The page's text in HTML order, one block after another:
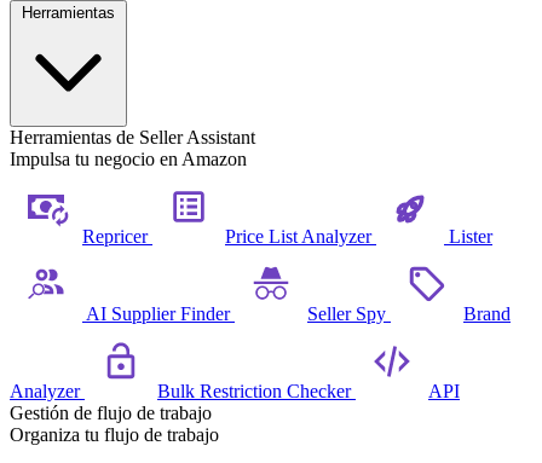
Herramientas de Seller Assistant
Impulsa tu negocio en Amazon
Repricer Price List Analyzer Lister
AI Supplier Finder Seller Spy Brand
Analyzer Bulk Restriction Checker
API
Gestión de flujo de trabajo
Organiza tu flujo de trabajo